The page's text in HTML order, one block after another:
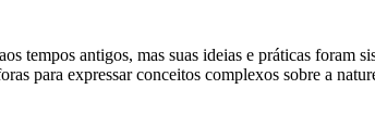
tempos antigos, mas suas ideias e práticas
para expressar conceitos complexos sobre a